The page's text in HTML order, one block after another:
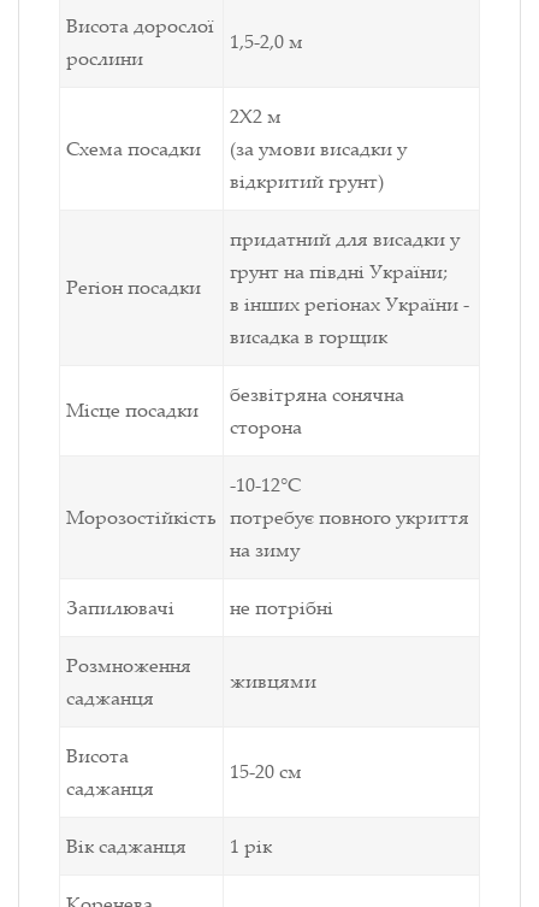
Висота дорослої
рослини
1,5-2,0 м
Схема посадки
2Х2 м
(за умови висадки у
відкритий грунт)
Регіон посадки
придатний для висадки у
грунт на півдні України;
в інших регіонах України -
висадка в горщик
Місце посадки
безвітряна сонячна
сторона
Морозостійкість
-10-12°С
потребує повного укриття
на зиму
Запилювачі не потрібні
Розмноження
саджанця
живцями
Висота
саджанця
15-20 см
Вік саджанця 1 рік